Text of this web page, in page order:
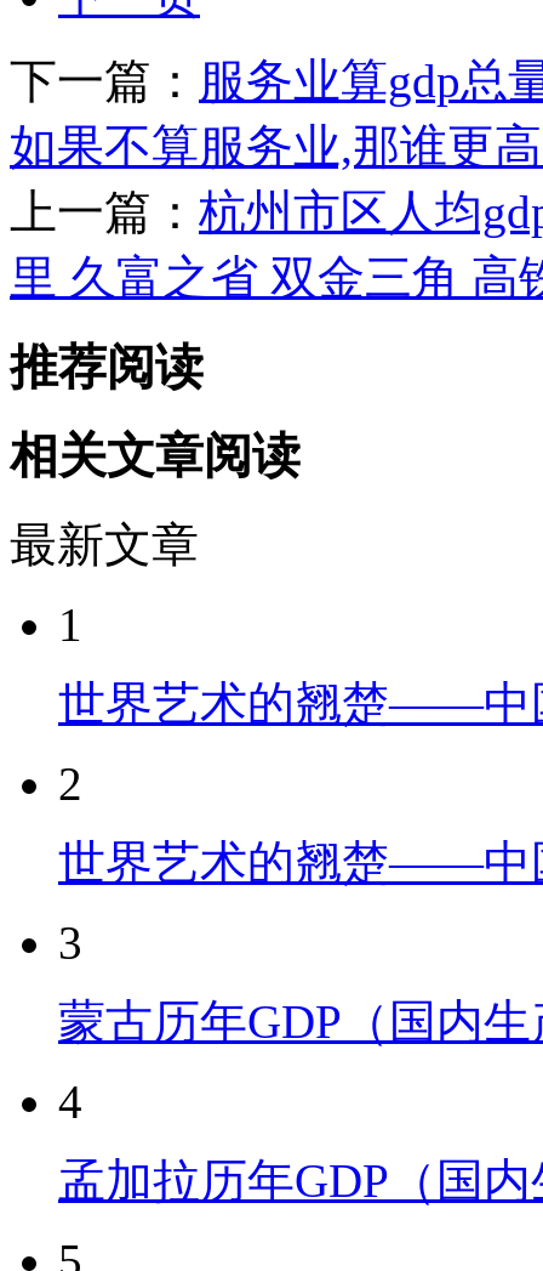
下一篇： 服务业算gdp总
如果不算服务业,那谁更
上一篇： 杭州市区人均
里 久富之省 双金三角 高
推荐阅读
相关文章阅读
最新文章
1
世界艺术的翘楚——中
2
世界艺术的翘楚——中
3
蒙古历年GDP（国内
4
孟加拉历年GDP（国